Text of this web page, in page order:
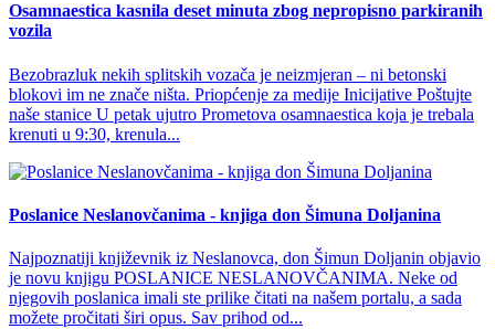
Osamnaestica kasnila deset minuta zbog nepropisno parkiranih
vozila
Bezobrazluk nekih splitskih vozača je neizmjeran – ni betonski
blokovi im ne znače ništa. Priopćenje za medije Inicijative Poštujte
naše stanice U petak ujutro Prometova osamnaestica koja je trebala
krenuti u 9:30, krenula...
Poslanice Neslanovčanima - knjiga don Šimuna Doljanina
Najpoznatiji književnik iz Neslanovca, don Šimun Doljanin objavio
je novu knjigu POSLANICE NESLANOVČANIMA. Neke od
njegovih poslanica imali ste prilike čitati na našem portalu, a sada
možete pročitati širi opus. Sav prihod od...